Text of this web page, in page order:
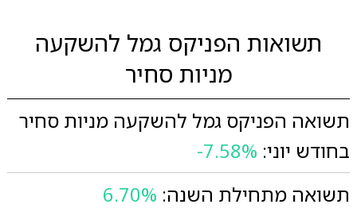
תשואות הפניקס גמל להשקעה
מניות סחיר
תשואה הפניקס גמל להשקעה מניות סחיר
בחודש יוני: -7.58%
תשואה מתחילת השנה: 6.70%